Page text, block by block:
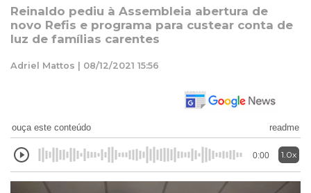
Reinaldo pediu à Assembleia abertura de
novo Refis e programa para custear conta de
luz de famílias carentes
Adriel Mattos | 08/12/2021 15:56
ouça este conteúdo readme
0:00 1.0x